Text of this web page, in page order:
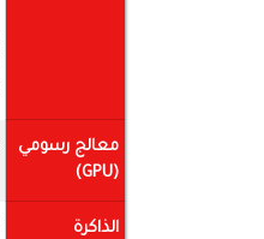
معالج رسومي
(GPU)
الذاكرة